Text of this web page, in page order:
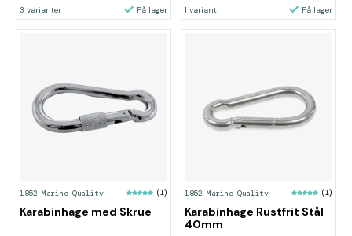
3 varianter På lager 1 variant På lager
1852 Marine Quality (1)
Karabinhage med Skrue
1852 Marine Quality (1)
Karabinhage Rustfrit Stål
40mm